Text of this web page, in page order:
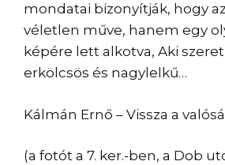
mondatai bizonyítják, hogy
véletlen műve, hanem egy
képére lett alkotva, Aki
erkölcsös és nagylelkű…
Kálmán Ernő – Vissza a
(a fotót a 7. ker.-ben, a Dob